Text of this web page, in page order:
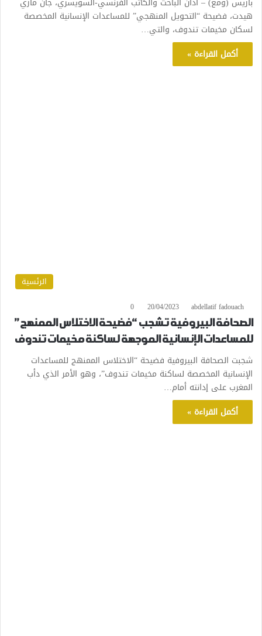
هيدت، فضيحة “التحويل المنهجي” للمساعدات الإنسانية المخصصة
لسكان مخيمات تندوف، والتي…
أكمل القراءة »
الرئسية
abdellatif fadouach
20/04/2023
0
الصحافة البيروفية تشجب “فضيحة الاختلاس الممنهج”
للمساعدات الإنسانية الموجهة لساكنة مخيمات تندوف
شجبت الصحافة البيروفية فضيحة “الاختلاس الممنهج للمساعدات
الإنسانية المخصصة لساكنة مخيمات تندوف”، وهو الأمر الذي دأب
المغرب على إدانته أمام…
أكمل القراءة »